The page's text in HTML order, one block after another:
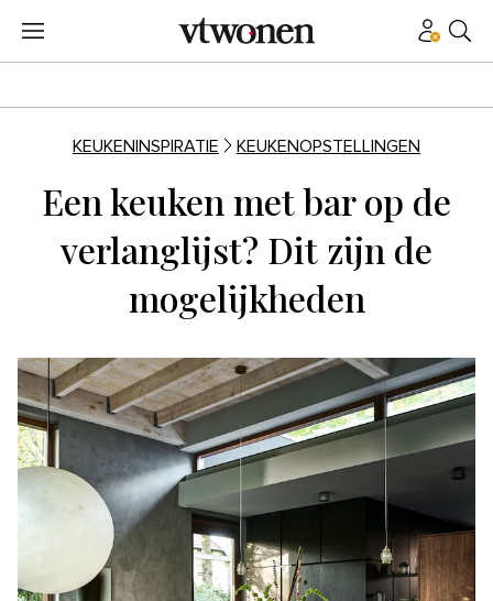
KEUKENINSPIRATIE KEUKENOPSTELLINGEN
Een keuken met bar op de
verlanglijst? Dit zijn de
mogelijkheden